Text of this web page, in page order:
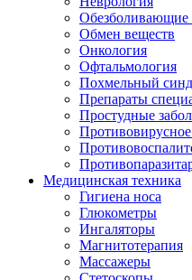
Обезболивающие
Обмен веществ
Онкология
Офтальмология
Похмельный
Препараты
Простудные
Медицинская техника
Гигиена носа
Глюкометры
Ингаляторы
Магнитотерапия
Массажеры